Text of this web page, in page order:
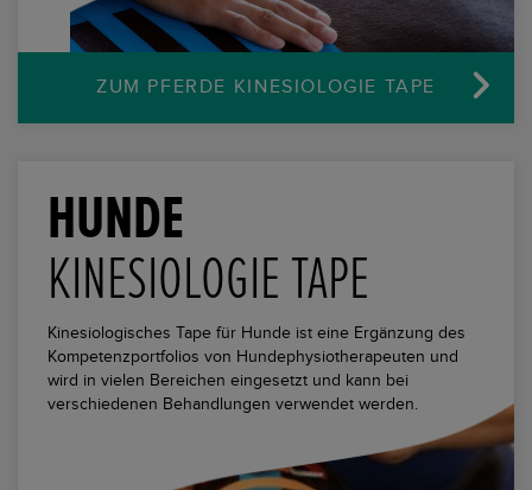
ZUM PFERDE KINESIOLOGIE TAPE
HUNDE
KINESIOLOGIE TAPE
Kinesiologisches Tape für Hunde ist eine Ergänzung des
Kompetenzportfolios von Hundephysiotherapeuten und
wird in vielen Bereichen eingesetzt und kann bei
verschiedenen Behandlungen verwendet werden.